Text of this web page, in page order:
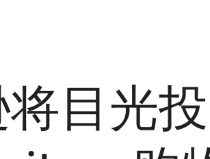
目光